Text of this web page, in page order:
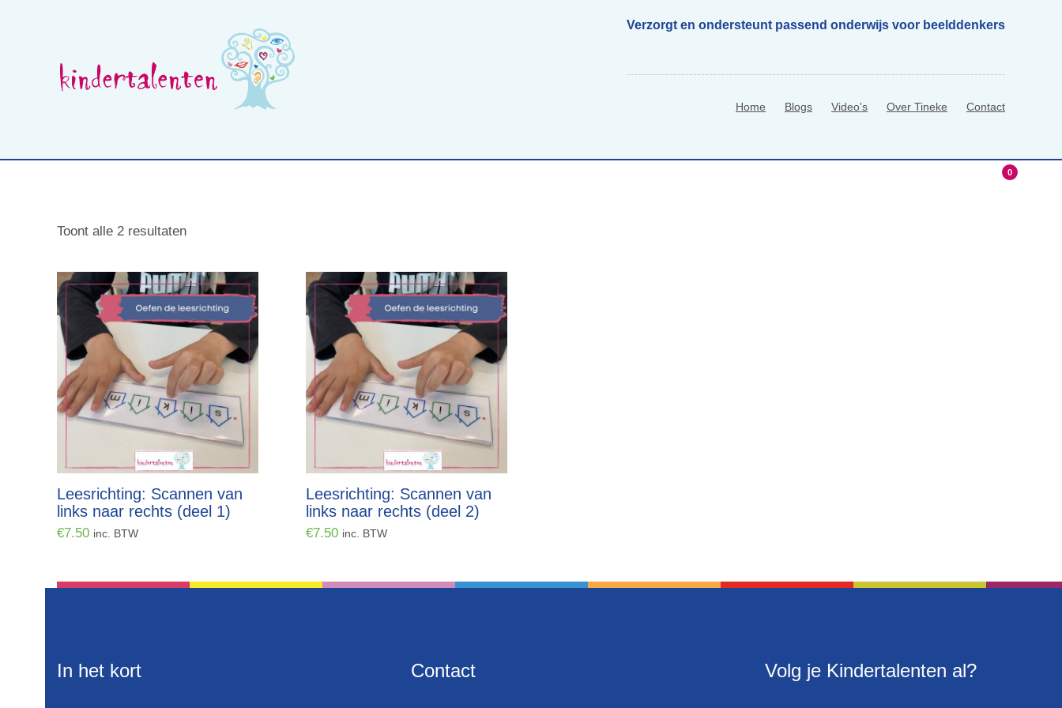
Verzorgt en ondersteunt passend onderwijs voor beelddenkers
Home Blogs Video's Over Tineke Contact
0
Toont alle 2 resultaten
Leesrichting: Scannen van
links naar rechts (deel 1)
€7.50 inc. BTW
Leesrichting: Scannen van
links naar rechts (deel 2)
€7.50 inc. BTW
In het kort Contact Volg je Kindertalenten al?